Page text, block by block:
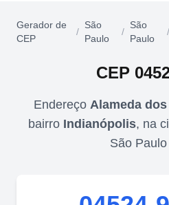
Gerador de
CEP
/
São
Paulo
/
São
Paulo
/
CEP
Endereço Alameda
bairro Indianópolis, na
São Paulo